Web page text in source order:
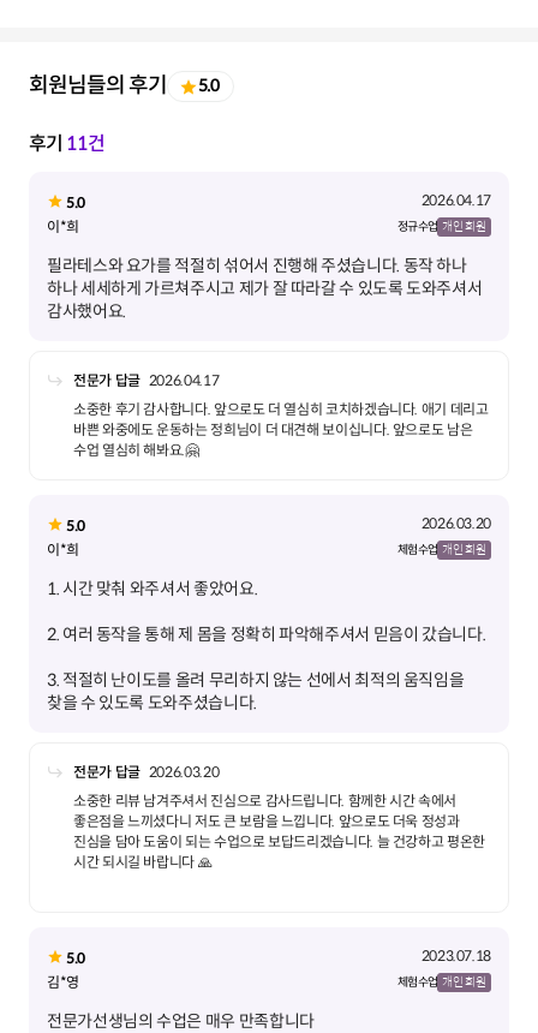
회원님들의 후기 5.0
후기 11건
5.0
2026.04.17
이*희
정규 수업 개인 회원
필라테스와 요가를 적절히 섞어서 진행해 주셨습니다. 동작 하나
하나 세세하게 가르쳐주시고 제가 잘 따라갈 수 있도록 도와주셔서
감사했어요.
전문가 답글 2026.04.17
소중한 후기 감사합니다. 앞으로도 더 열심히 코치하겠습니다. 애기 데리고
바쁜 와중에도 운동하는 정희님이 더 대견해 보이십니다. 앞으로도 남은
수업 열심히 해봐요.🤗
5.0
2026.03.20
이*희
체험 수업 개인 회원
3. 적절히 난이도를 올려 무리하지 않는 선에서 최적의 움직임을
찾을 수 있도록 도와주셨습니다.
전문가 답글 2026.03.20
소중한 리뷰 남겨주셔서 진심으로 감사드립니다. 함께한 시간 속에서
좋은점을 느끼셨다니 저도 큰 보람을 느낍니다. 앞으로도 더욱 정성과
진심을 담아 도움이 되는 수업으로 보답드리겠습니다. 늘 건강하고 평온한
시간 되시길 바랍니다 🙏
5.0
2023.07.18
김*영
체험 수업 개인 회원
전문가선생님의 수업은 매우 만족합니다